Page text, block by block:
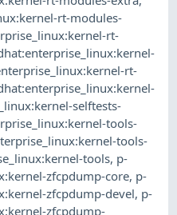
rt-modules-
rt-
rt-
selftests-
tools-
tools-
tools, p-
zfcpdump-core, p-
zfcpdump-devel, p-
zfcpdump-